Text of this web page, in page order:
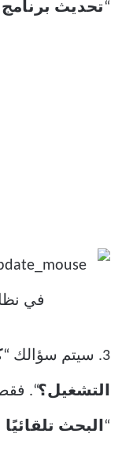
“ تحديث
3. سيتم سؤالك “
التشغيل؟“.
“البحث